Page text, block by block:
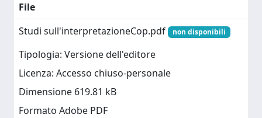
File
Studi sull'interpretazioneCop.pdf
non disponibili
Tipologia: Versione dell'editore
Licenza: Accesso chiuso-personale
Dimensione 619.81 kB
Formato Adobe PDF